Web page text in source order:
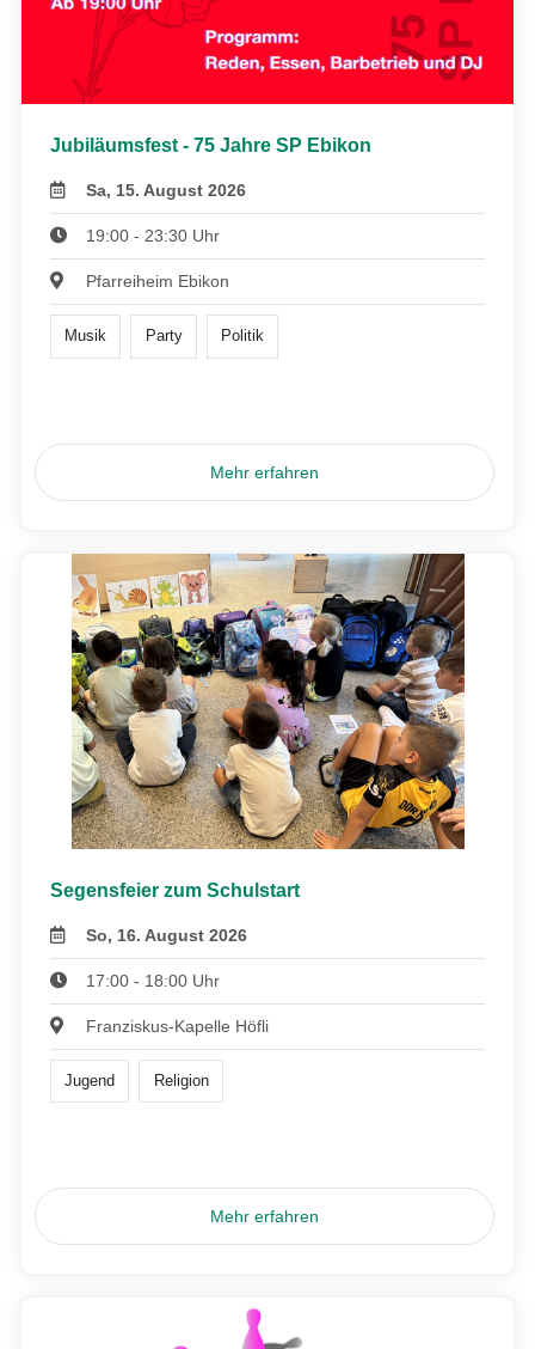
Jubiläumsfest - 75 Jahre SP Ebikon
Sa, 15. August 2026
19:00 - 23:30 Uhr
Pfarreiheim Ebikon
Musik Party Politik
Mehr erfahren
Segensfeier zum Schulstart
So, 16. August 2026
17:00 - 18:00 Uhr
Franziskus-Kapelle Höfli
Jugend Religion
Mehr erfahren